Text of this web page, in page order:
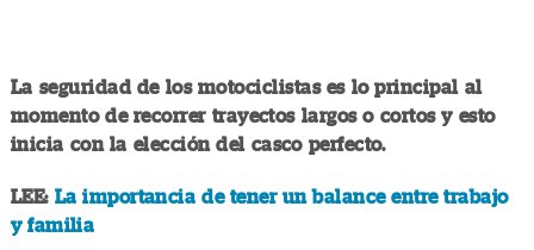
La seguridad de los motociclistas es lo principal al
momento de recorrer trayectos largos o cortos y esto
inicia con la elección del casco perfecto.
LEE: La importancia de tener un balance entre trabajo
y familia